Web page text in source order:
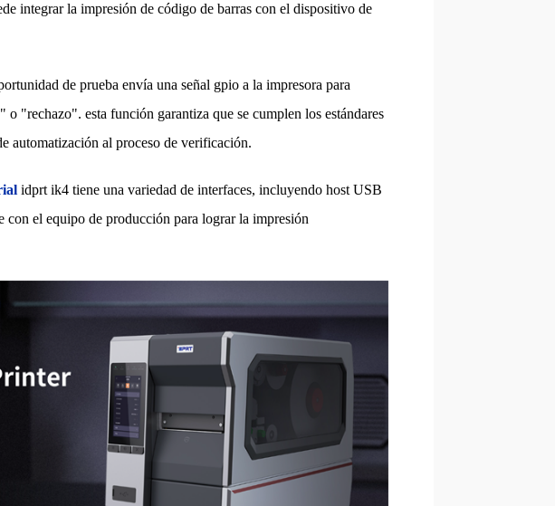
integrar la impresión de código de barras con el dispositivo de
de prueba envía una señal gpio a la impresora para
"rechazo". esta función garantiza que se cumplen los estándares
automatización al proceso de verificación.
idprt ik4 tiene una variedad de interfaces, incluyendo host USB
con el equipo de producción para lograr la impresión